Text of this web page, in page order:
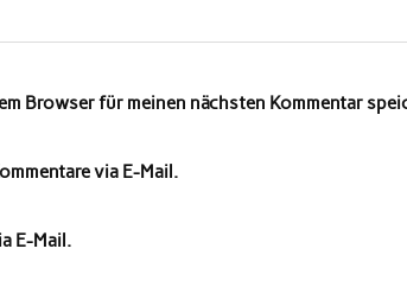
Browser für meinen nächsten Kommentar
via E-Mail.
E-Mail.